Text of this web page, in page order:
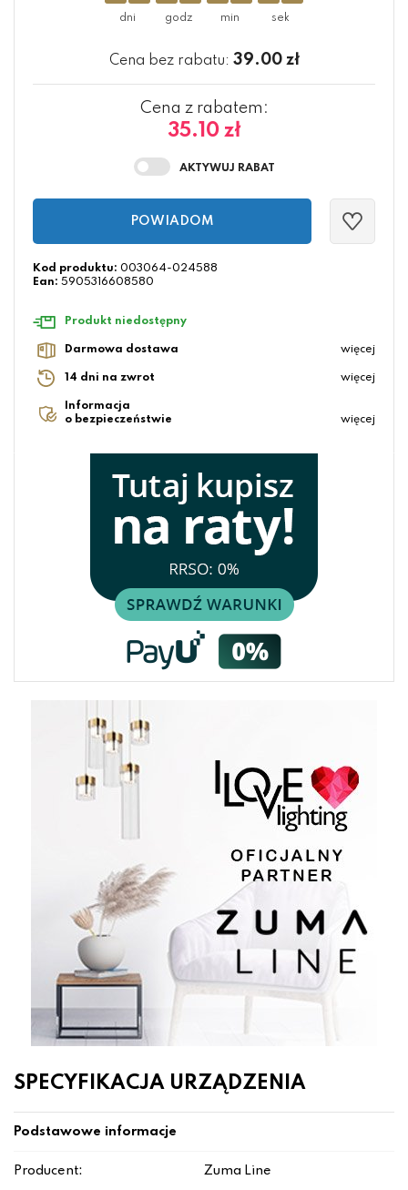
Cena bez rabatu: 39.00 zł
Cena z rabatem:
35.10 zł
POWIADOM
Kod produktu: 003064-024588
Ean: 5905316608580
Produkt niedostępny
Darmowa dostawa więcej
14 dni na zwrot więcej
Informacja
o bezpieczeństwie
więcej
SPECYFIKACJA URZĄDZENIA
Podstawowe informacje
Producent: Zuma Line